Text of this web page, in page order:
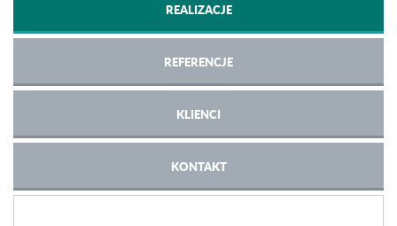
REALIZACJE
REFERENCJE
KLIENCI
KONTAKT